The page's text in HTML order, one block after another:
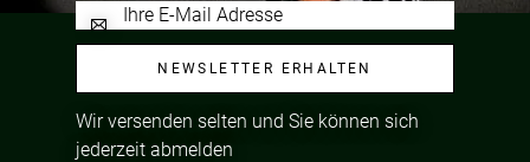
NEWSLETTER ERHALTEN
Wir versenden selten und Sie können sich
jederzeit abmelden